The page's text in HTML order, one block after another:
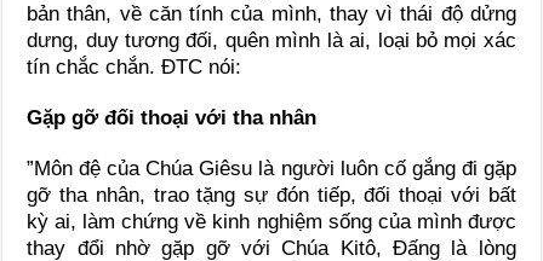
bản thân, về căn tính của mình, thay vì thái độ dửng
dưng, duy tương đối, quên mình là ai, loại bỏ mọi xác
tín chắc chắn. ĐTC nói:
Gặp gỡ đối thoại với tha nhân
”Môn đệ của Chúa Giêsu là người luôn cố gắng đi gặp
gỡ tha nhân, trao tặng sự đón tiếp, đối thoại với bất
kỳ ai, làm chứng về kinh nghiệm sống của mình được
thay đổi nhờ gặp gỡ với Chúa Kitô, Đấng là lòng